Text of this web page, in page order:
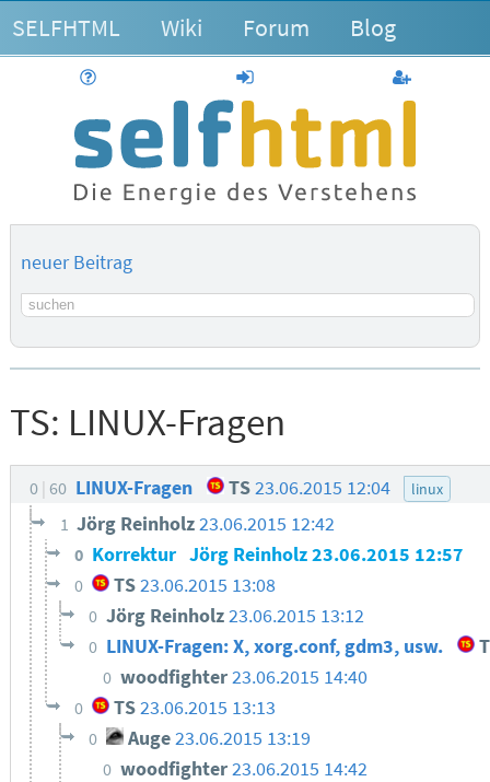
SELFHTML Wiki Forum Blog
anmelden
neuer Beitrag
Suchbegriff
TS: LINUX-Fragen
0 60 LINUX-Fragen TS 23.06.2015 12:04 linux
1 Jörg Reinholz23.06.2015 12:42
0 Korrektur Jörg Reinholz23.06.2015 12:57
0 TS 23.06.2015 13:08
0 Jörg Reinholz23.06.2015 13:12
0 LINUX-Fragen: X, xorg.conf, gdm3, usw.
0 woodfighter23.06.2015 14:40
0 TS 23.06.2015 13:13
0 Auge23.06.2015 13:19
0 woodfighter23.06.2015 14:42